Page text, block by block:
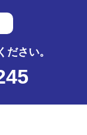
ださい。